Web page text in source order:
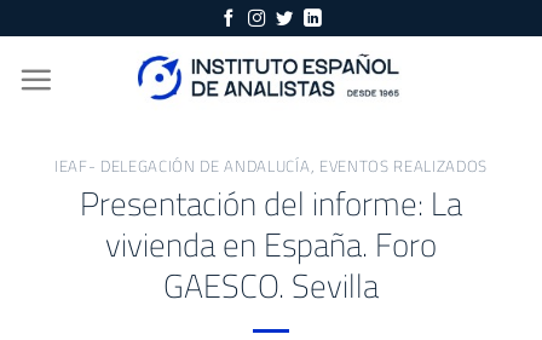
content
IEAF- DELEGACIÓN DE ANDALUCÍA, EVENTOS REALIZADOS
Presentación del informe: La
vivienda en España. Foro
GAESCO. Sevilla